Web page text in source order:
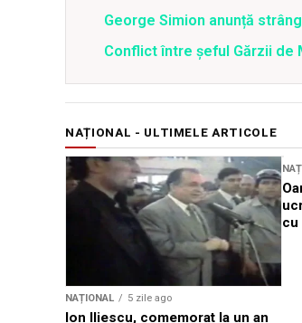
George Simion anunță
Conflict între şeful Gărzii de
NAȚIONAL - ULTIMELE ARTICOLE
NAȚIONAL 5 zile ago
Ion Iliescu, comemorat la un an
cu